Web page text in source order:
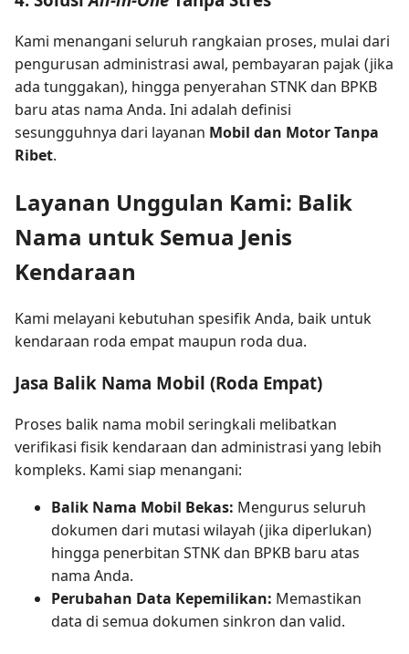
Kami menangani seluruh rangkaian proses, mulai dari
pengurusan administrasi awal, pembayaran pajak (jika
ada tunggakan), hingga penyerahan STNK dan BPKB
baru atas nama Anda. Ini adalah definisi
sesungguhnya dari layanan Mobil dan Motor Tanpa
Ribet.
Layanan Unggulan Kami: Balik
Nama untuk Semua Jenis
Kendaraan
Kami melayani kebutuhan spesifik Anda, baik untuk
kendaraan roda empat maupun roda dua.
Jasa Balik Nama Mobil (Roda Empat)
Proses balik nama mobil seringkali melibatkan
verifikasi fisik kendaraan dan administrasi yang lebih
kompleks. Kami siap menangani:
Balik Nama Mobil Bekas: Mengurus seluruh
dokumen dari mutasi wilayah (jika diperlukan)
hingga penerbitan STNK dan BPKB baru atas
nama Anda.
Perubahan Data Kepemilikan: Memastikan
data di semua dokumen sinkron dan valid.